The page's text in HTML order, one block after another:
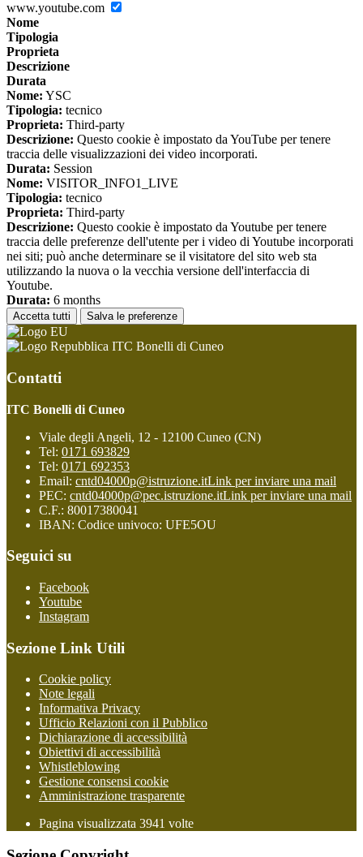
www.youtube.com
Nome
Tipologia
Proprieta
Descrizione
Durata
Nome: YSC
Tipologia: tecnico
Proprieta: Third-party
Descrizione: Questo cookie è impostato da YouTube per tenere
traccia delle visualizzazioni dei video incorporati.
Durata: Session
Nome: VISITOR_INFO1_LIVE
Tipologia: tecnico
Proprieta: Third-party
Descrizione: Questo cookie è impostato da Youtube per tenere
traccia delle preferenze dell'utente per i video di Youtube incorporati
nei siti; può anche determinare se il visitatore del sito web sta
utilizzando la nuova o la vecchia versione dell'interfaccia di
Youtube.
Durata: 6 months
Accetta tutti Salva le preferenze
ITC Bonelli di Cuneo
Contatti
ITC Bonelli di Cuneo
Viale degli Angeli, 12 - 12100 Cuneo (CN)
Tel: 0171 693829
Tel: 0171 692353
Email: cntd04000p@istruzione.itLink per inviare una mail
PEC: cntd04000p@pec.istruzione.itLink per inviare una mail
C.F.: 80017380041
IBAN: Codice univoco: UFE5OU
Seguici su
Facebook
Youtube
Instagram
Sezione Link Utili
Cookie policy
Note legali
Informativa Privacy
Ufficio Relazioni con il Pubblico
Dichiarazione di accessibilità
Obiettivi di accessibilità
Whistleblowing
Gestione consensi cookie
Amministrazione trasparente
Pagina visualizzata 3941 volte